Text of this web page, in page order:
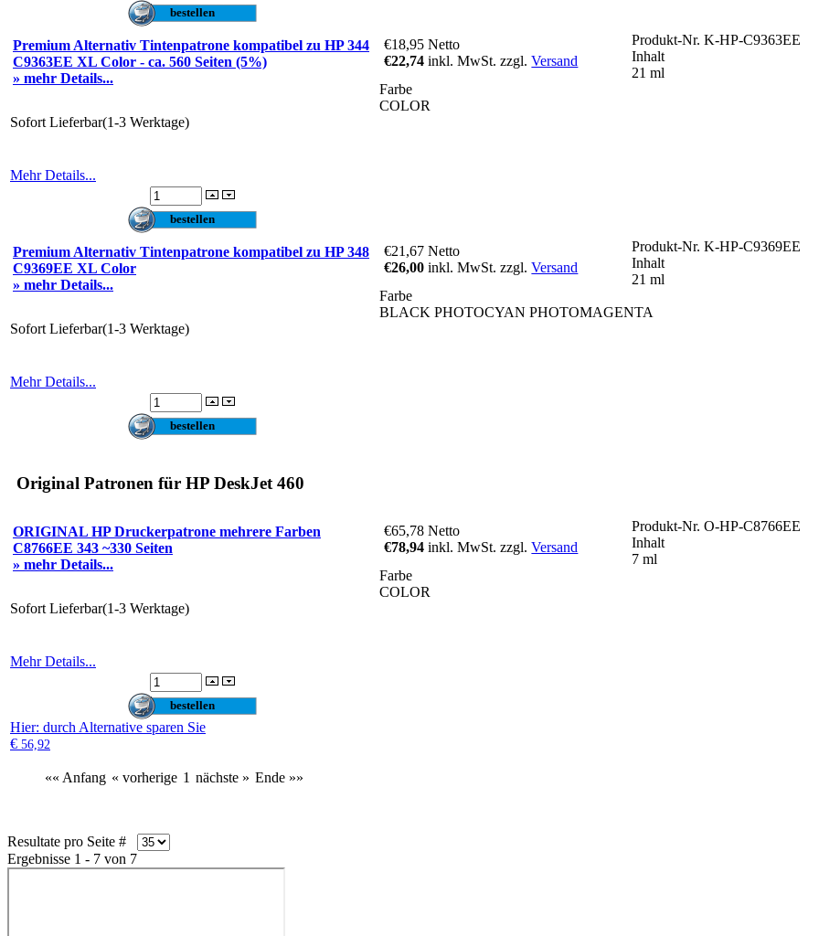
Premium Alternativ Tintenpatrone kompatibel zu HP 344
C9363EE XL Color - ca. 560 Seiten (5%)
» mehr Details...
€18,95Netto
€22,74inkl. MwSt. zzgl.Versand
Produkt-Nr. K-HP-C9363EE
Inhalt
21 ml
Farbe
COLOR
Sofort Lieferbar(1-3 Werktage)
Mehr Details...
Premium Alternativ Tintenpatrone kompatibel zu HP 348
C9369EE XL Color
» mehr Details...
€21,67Netto
€26,00inkl. MwSt. zzgl.Versand
Produkt-Nr. K-HP-C9369EE
Inhalt
21 ml
Farbe
BLACK PHOTOCYAN PHOTOMAGENTA
Sofort Lieferbar(1-3 Werktage)
Mehr Details...
Original Patronen für HP DeskJet 460
ORIGINAL HP Druckerpatrone mehrere Farben
C8766EE 343 ~330 Seiten
» mehr Details...
€65,78Netto
€78,94inkl. MwSt. zzgl.Versand
Produkt-Nr. O-HP-C8766EE
Inhalt
7 ml
Farbe
COLOR
Sofort Lieferbar(1-3 Werktage)
Mehr Details...
Hier: durch Alternative sparen Sie
€ 56,92
«« Anfang « vorherige 1 nächste » Ende »»
Resultate pro Seite #
Ergebnisse 1 - 7 von 7